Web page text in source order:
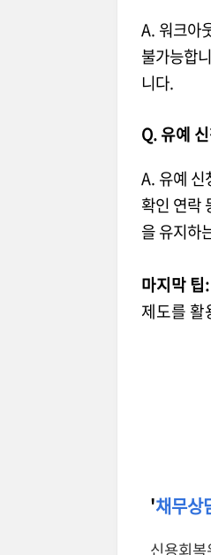
A. 워크아
불가능합
니다.
Q. 유예
A. 유예 신
확인 연락
을 유지하
마지막 팁:
제도를 활
'채무상
신용회